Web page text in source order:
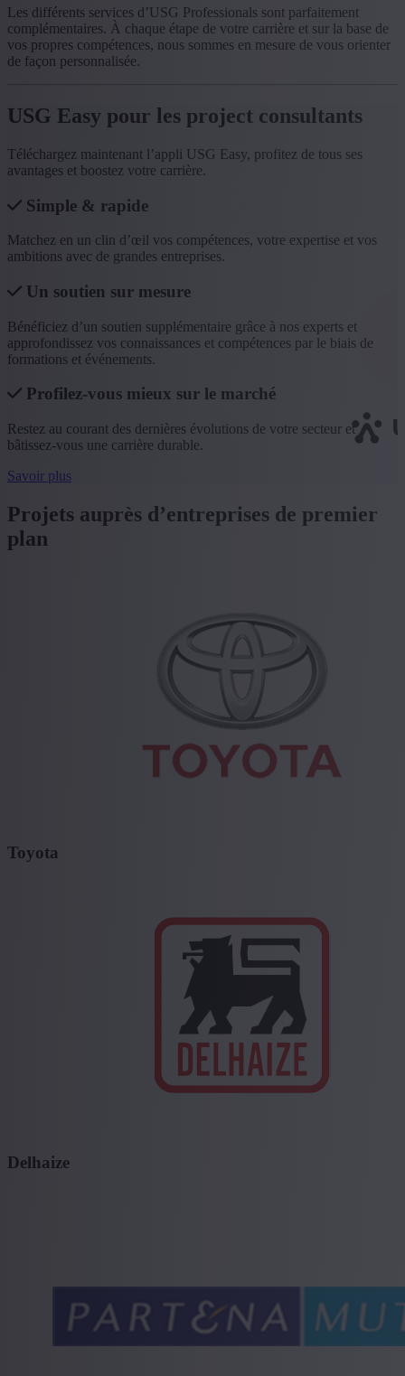
Les différents services d’USG Professionals sont parfaitement
complémentaires. À chaque étape de votre carrière et sur la base de
vos propres compétences, nous sommes en mesure de vous orienter
de façon personnalisée.
USG Easy pour les project consultants
Téléchargez maintenant l’appli USG Easy, profitez de tous ses
avantages et boostez votre carrière.
Simple & rapide
Matchez en un clin d’œil vos compétences, votre expertise et vos
ambitions avec de grandes entreprises.
Un soutien sur mesure
Bénéficiez d’un soutien supplémentaire grâce à nos experts et
approfondissez vos connaissances et compétences par le biais de
formations et événements.
Profilez-vous mieux sur le marché
Restez au courant des dernières évolutions de votre secteur et
bâtissez-vous une carrière durable.
Savoir plus
Projets auprès d’entreprises de premier
plan
Toyota
Delhaize